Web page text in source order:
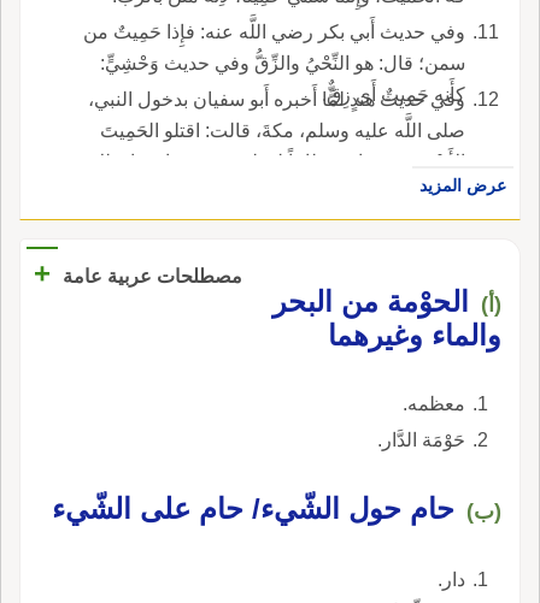
وفي حديث أَبي بكر رضي اللَّه عنه: فإِذا حَمِيتٌ من
سمن؛ قال: هو النِّحْيُ والزِّقُّ وفي حديث وَحْشِيٍّ:
كأَنه حَمِيتٌ أَي زِقٌّ.
وفي حديث هندٍ لمَّا أَخبره أَبو سفيان بدخول النبي،
صلى اللَّه عليه وسلم، مكةَ، قالت: اقتلو الحَمِيتَ
الأَسْوَدَ؛ تعنيه استعظاماً لقوله، حديث واجهها بذلك
وحَمِتَ الجَوْزُ ونحوه: فَسَدَ وتَغَيَّر والتَّحْمُوتُ:
كالحَمِيتِ؛ عن السيرافي وتَمْرٌ حَمْتٌ، وحَمِيتٌ،
من هذه أَي أَصْدَقُ حلاوَةً، وأَشدُّ وأَمْتَنُ.
عرض المزيد
مصطلحات عربية عامة +
(أ)
الحوْمة من البحر
والماء وغيرهما
معظمه.
حَوْمَة الدَّار.
(ب) حام حول الشّيء/ حام على الشّيء
دار.